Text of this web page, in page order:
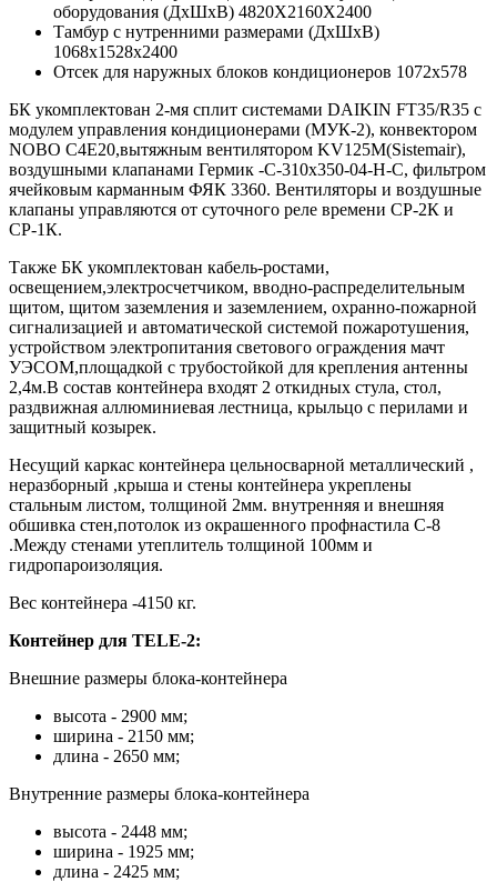
оборудования (ДхШхВ) 4820Х2160Х2400
Тамбур с нутренними размерами (ДхШхВ)
1068х1528х2400
Отсек для наружных блоков кондиционеров 1072х578
БК укомплектован 2-мя сплит системами DAIKIN FT35/R35 с
модулем управления кондиционерами (МУК-2), конвектором
NOBO C4E20,вытяжным вентилятором KV125M(Sistemair),
воздушными клапанами Гермик -С-310х350-04-Н-С, фильтром
ячейковым карманным ФЯК 3360. Вентиляторы и воздушные
клапаны управляются от суточного реле времени СР-2К и
СР-1К.
Также БК укомплектован кабель-ростами,
освещением,электросчетчиком, вводно-распределительным
щитом, щитом заземления и заземлением, охранно-пожарной
сигнализацией и автоматической системой пожаротушения,
устройством электропитания светового ограждения мачт
УЭСОМ,площадкой с трубостойкой для крепления антенны
2,4м.В состав контейнера входят 2 откидных стула, стол,
раздвижная аллюминиевая лестница, крыльцо с перилами и
защитный козырек.
Несущий каркас контейнера цельносварной металлический ,
неразборный ,крыша и стены контейнера укреплены
стальным листом, толщиной 2мм. внутренняя и внешняя
обшивка стен,потолок из окрашенного профнастила С-8
.Между стенами утеплитель толщиной 100мм и
гидропароизоляция.
Вес контейнера -4150 кг.
Контейнер для TELE-2:
Внешние размеры блока-контейнера
высота - 2900 мм;
ширина - 2150 мм;
длина - 2650 мм;
Внутренние размеры блока-контейнера
высота - 2448 мм;
ширина - 1925 мм;
длина - 2425 мм;